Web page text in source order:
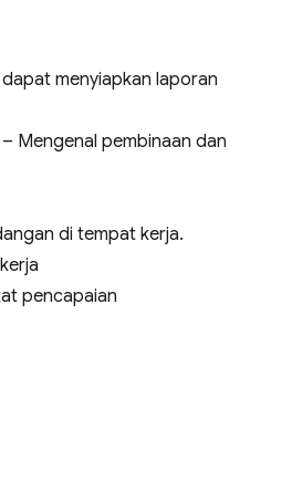
menyiapkan laporan
Mengenal pembinaan dan
di tempat kerja.
pencapaian